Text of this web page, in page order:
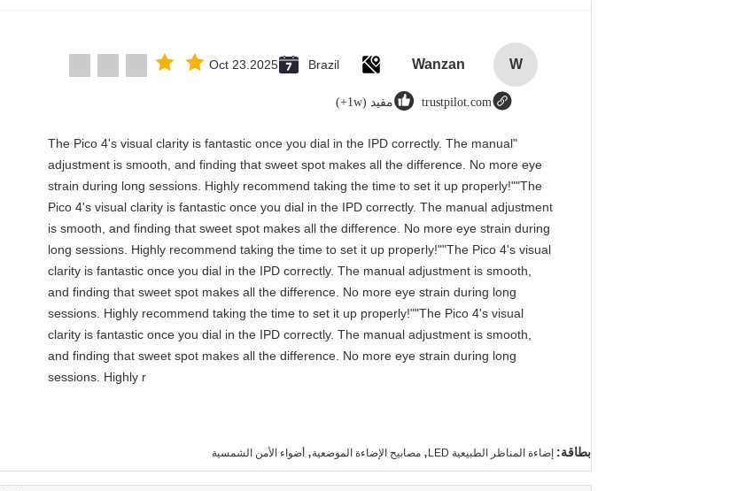
W
Wanzan
Brazil
Oct 23.2025
trustpilot.com مفيد (1w+)
"The Pico 4's visual clarity is fantastic once you dial in the IPD correctly. The manual
adjustment is smooth, and finding that sweet spot makes all the difference. No more eye
strain during long sessions. Highly recommend taking the time to set it up properly!""The
Pico 4's visual clarity is fantastic once you dial in the IPD correctly. The manual adjustment
is smooth, and finding that sweet spot makes all the difference. No more eye strain during
long sessions. Highly recommend taking the time to set it up properly!""The Pico 4's visual
clarity is fantastic once you dial in the IPD correctly. The manual adjustment is smooth,
and finding that sweet spot makes all the difference. No more eye strain during long
sessions. Highly recommend taking the time to set it up properly!""The Pico 4's visual
clarity is fantastic once you dial in the IPD correctly. The manual adjustment is smooth,
and finding that sweet spot makes all the difference. No more eye strain during long
sessions. Highly r
بطاقة: إضاءة المناظر الطبيعية LED , مصابيح الإضاءة الموضعية, أضواء الأمن الشمسية